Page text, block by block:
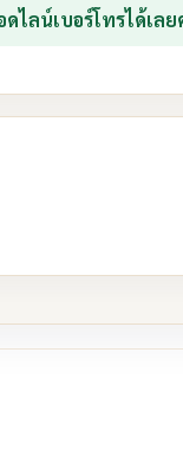
ไลน์เบอร์โทรได้เลย